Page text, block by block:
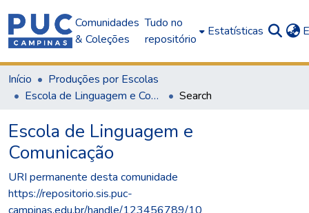
Comunidades
& Coleções
Tudo no
repositório
Estatísticas
Início
Produções por Escolas
Escola de Linguagem e Comunicação
Search
Escola de Linguagem e
Comunicação
URI permanente desta comunidade
https://repositorio.sis.puc-